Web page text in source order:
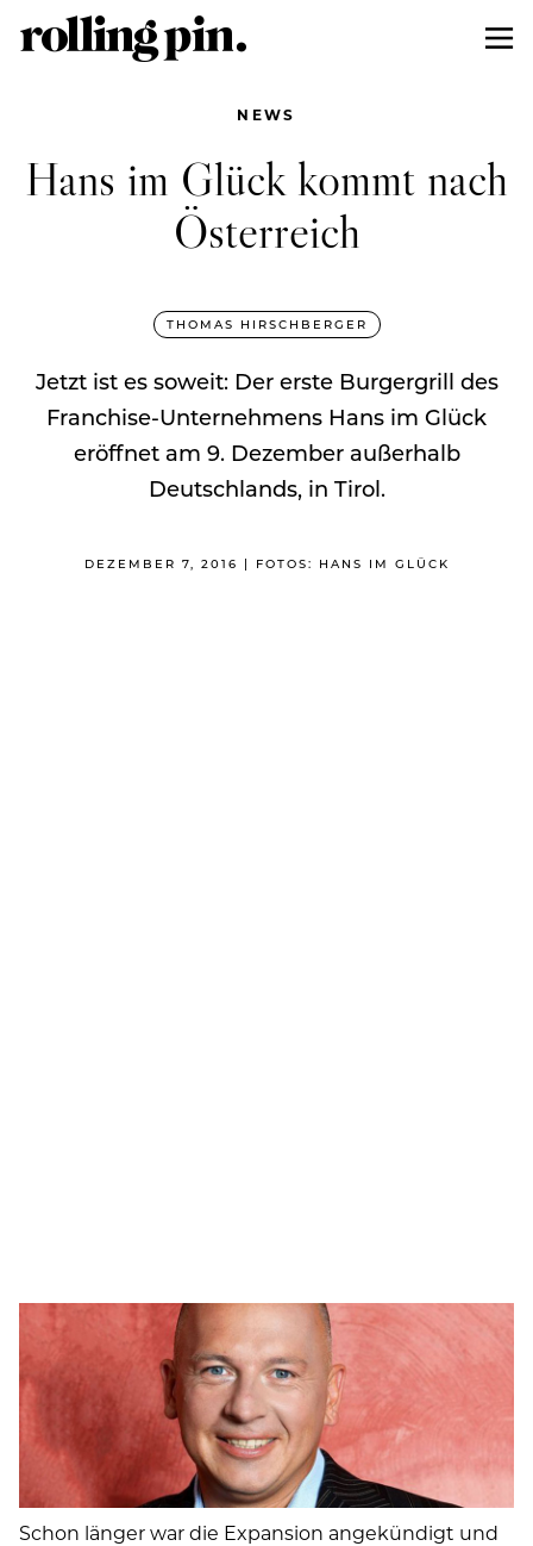
NEWS
Hans im Glück kommt nach
Österreich
THOMAS HIRSCHBERGER
Jetzt ist es soweit: Der erste Burgergrill des
Franchise-Unternehmens Hans im Glück
eröffnet am 9. Dezember außerhalb
Deutschlands, in Tirol.
DEZEMBER 7, 2016 | FOTOS: HANS IM GLÜCK
Schon länger war die Expansion angekündigt und